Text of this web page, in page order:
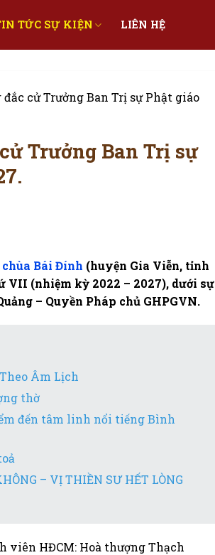
TỨC SỰ KIỆN LIÊN HỆ
cử Trưởng Ban Trị sự Phật giáo
Trưởng Ban Trị sự
chùa Bái Đính (huyện Gia Viễn, tỉnh
VII (nhiệm kỳ 2022 – 2027), dưới sự
– Quyền Pháp chủ GHPGVN.
Âm Lịch
thờ
đến tâm linh nổi tiếng Bình
– VỊ THIỀN SƯ HẾT LÒNG
viên HĐCM: Hoà thượng Thạch